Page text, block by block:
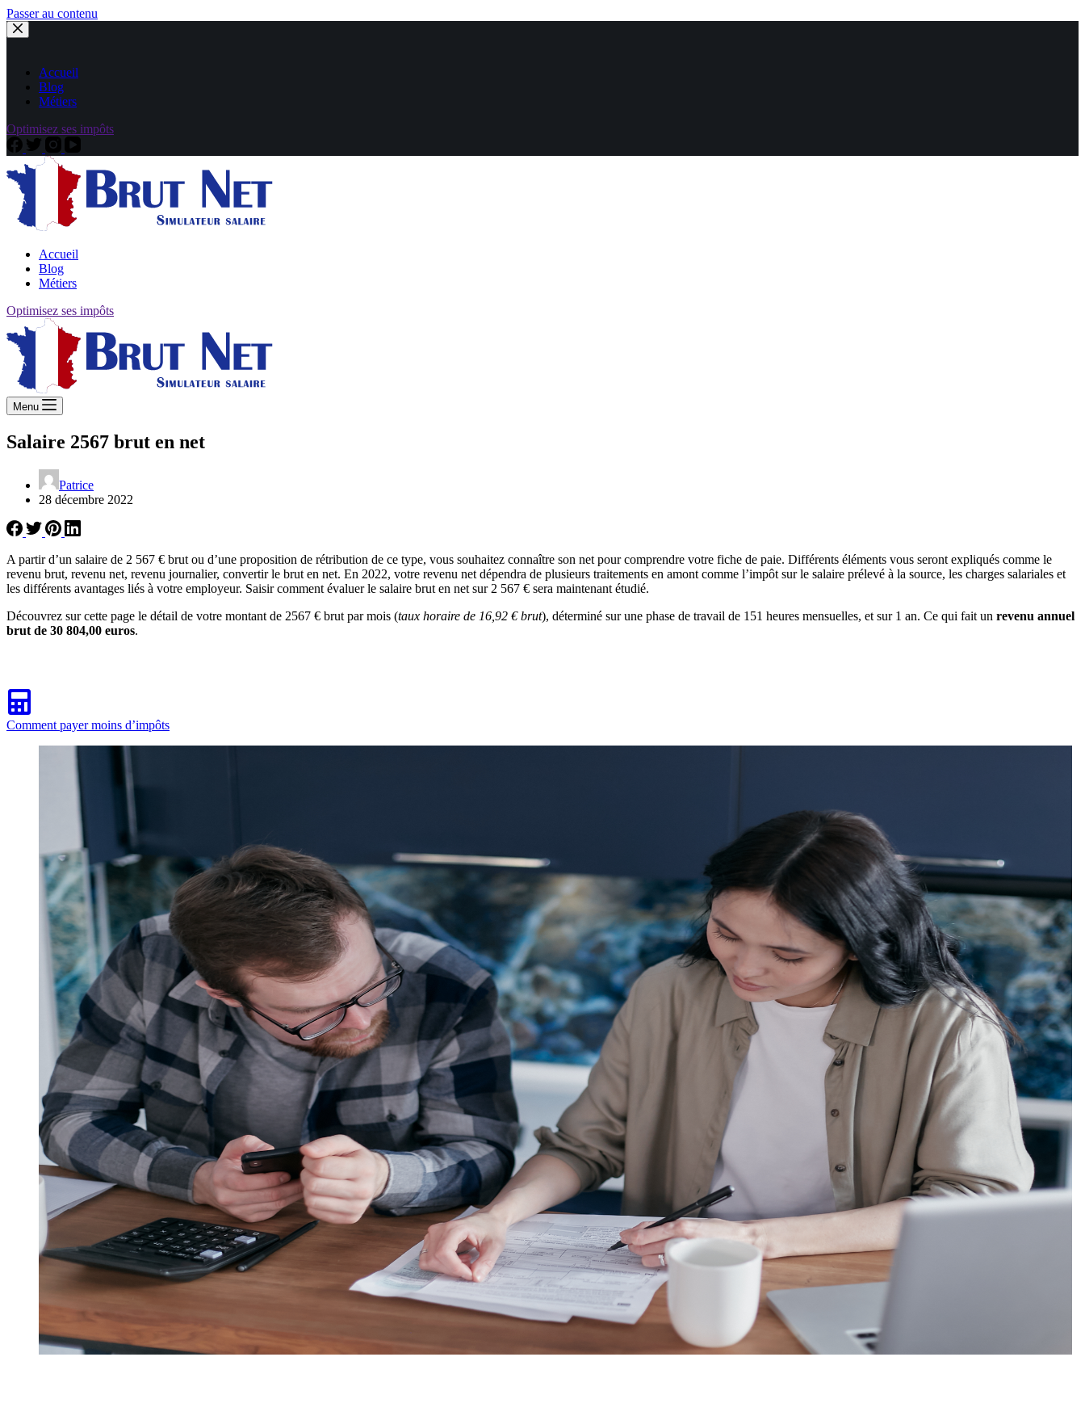
Passer au contenu
Accueil
Blog
Métiers
Optimisez ses impôts
Accueil
Blog
Métiers
Optimisez ses impôts
Menu
Salaire 2567 brut en net
Patrice
28 décembre 2022
A partir d’un salaire de 2 567 € brut ou d’une proposition de rétribution de ce type, vous souhaitez connaître son net pour comprendre votre fiche de paie. Différents éléments vous seront expliqués comme le
revenu brut, revenu net, revenu journalier, convertir le brut en net. En 2022, votre revenu net dépendra de plusieurs traitements en amont comme l’impôt sur le salaire prélevé à la source, les charges salariales et
les différents avantages liés à votre employeur. Saisir comment évaluer le salaire brut en net sur 2 567 € sera maintenant étudié.
Découvrez sur cette page le détail de votre montant de 2567 € brut par mois (taux horaire de 16,92 € brut), déterminé sur une phase de travail de 151 heures mensuelles, et sur 1 an. Ce qui fait un revenu annuel
brut de 30 804,00 euros.
Comment payer moins d’impôts